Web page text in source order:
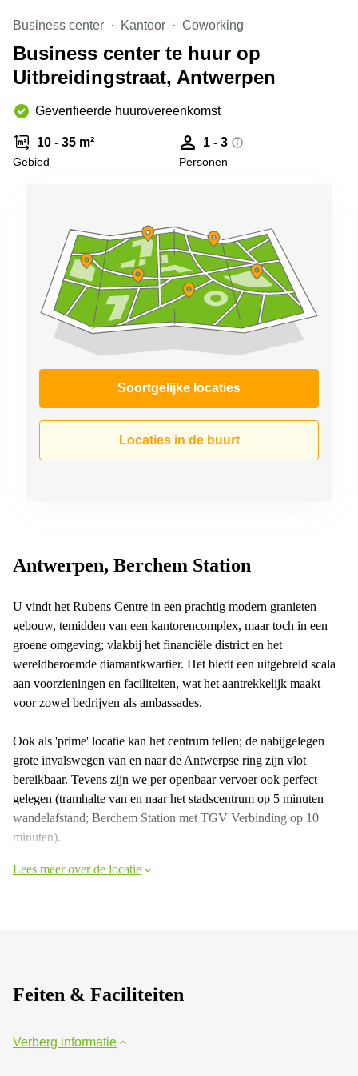
Antwerpen
Vergaderzaal
huren in
Antwerpen
Locaux
à louer en
Bruxelles
Business center Kantoor Coworking
Business center te huur op
Uitbreidingstraat, Antwerpen
Geverifieerde huurovereenkomst
10 - 35 m²
Gebied
1 - 3
Personen
Soortgelijke locaties
Locaties in de buurt
Antwerpen, Berchem Station
U vindt het Rubens Centre in een prachtig modern granieten
gebouw, temidden van een kantorencomplex, maar toch in een
groene omgeving; vlakbij het financiële district en het
wereldberoemde diamantkwartier. Het biedt een uitgebreid scala
aan voorzieningen en faciliteiten, wat het aantrekkelijk maakt
voor zowel bedrijven als ambassades.
Ook als 'prime' locatie kan het centrum tellen; de nabijgelegen
grote invalswegen van en naar de Antwerpse ring zijn vlot
bereikbaar. Tevens zijn we per openbaar vervoer ook perfect
gelegen (tramhalte van en naar het stadscentrum op 5 minuten
wandelafstand; Berchem Station met TGV Verbinding op 10
minuten).
Lees meer over de locatie
Feiten & Faciliteiten
Verberg informatie